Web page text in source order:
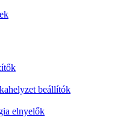
beállítók
elnyelők